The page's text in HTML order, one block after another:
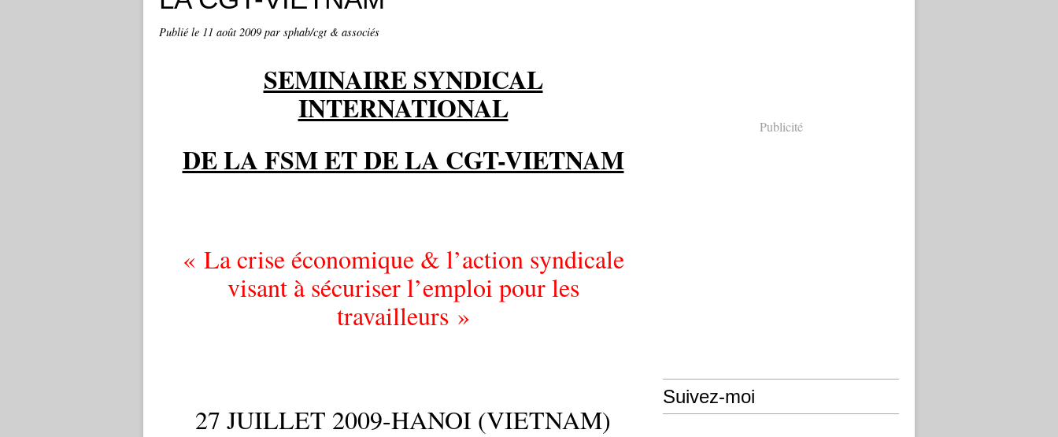
Publié le 11 août 2009 par sphab/cgt & associés
SEMINAIRE SYNDICAL
INTERNATIONAL
DE LA FSM ET DE LA CGT-VIETNAM
« La crise économique & l’action syndicale
visant à sécuriser l’emploi pour les
travailleurs »
27 JUILLET 2009-HANOI (VIETNAM)
Publicité
Suivez-moi